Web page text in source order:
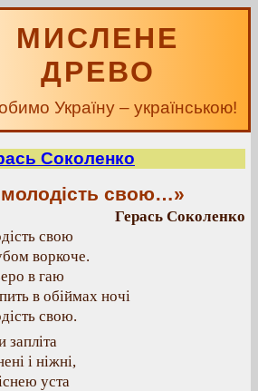
МИСЛЕНЕ
ДРЕВО
Україну – українською!
Соколенко
свою…»
Герась Соколенко
свою
воркоче.
в гаю
в обіймах ночі
свою.
запліта
і ніжні,
уста